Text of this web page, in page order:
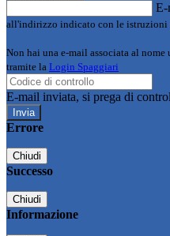
E-
all'indirizzo indicato con le istruzioni
Non hai una e-mail associata al
tramite la Login Spaggiari
E-mail inviata, si prega di
Errore
Chiudi
Successo
Chiudi
Informazione